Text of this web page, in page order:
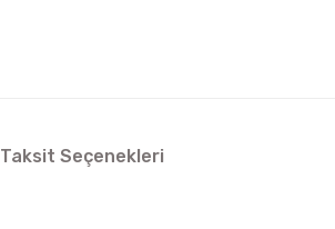
Taksit Seçenekleri